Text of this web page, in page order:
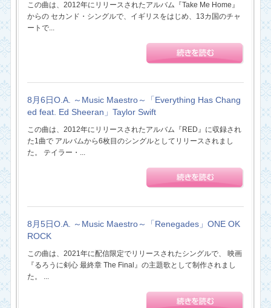
この曲は、2012年にリリースされたアルバム『Take Me Home』
からの セカンド・シングルで、イギリスをはじめ、13カ国のチャ
ートで...
8月6日O.A. ～Music Maestro～「Everything Has Chang
ed feat. Ed Sheeran」Taylor Swift
この曲は、2012年にリリースされたアルバム『RED』に収録され
た1曲で アルバムから6枚目のシングルとしてリリースされまし
た。 テイラー・...
8月5日O.A. ～Music Maestro～「Renegades」ONE OK
ROCK
この曲は、2021年に配信限定でリリースされたシングルで、 映画
『るろうに剣心 最終章 The Final』の主題歌として制作されまし
た。 ...